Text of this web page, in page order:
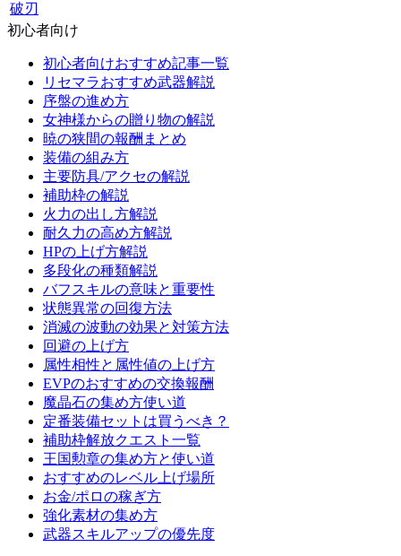
破刃
初心者向け
初心者向けおすすめ記事一覧
リセマラおすすめ武器解説
序盤の進め方
女神様からの贈り物の解説
暁の狭間の報酬まとめ
装備の組み方
主要防具/アクセの解説
補助枠の解説
火力の出し方解説
耐久力の高め方解説
HPの上げ方解説
多段化の種類解説
バフスキルの意味と重要性
状態異常の回復方法
消滅の波動の効果と対策方法
回避の上げ方
属性相性と属性値の上げ方
EVPのおすすめの交換報酬
魔晶石の集め方使い道
定番装備セットは買うべき？
補助枠解放クエスト一覧
王国勲章の集め方と使い道
おすすめのレベル上げ場所
お金/ポロの稼ぎ方
強化素材の集め方
武器スキルアップの優先度